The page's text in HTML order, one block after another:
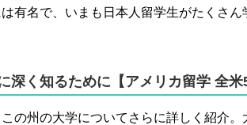
有名で、いまも日本人留学生がたくさ
深く知るために【アメリカ留学 全米
の州の大学についてさらに詳しく紹介